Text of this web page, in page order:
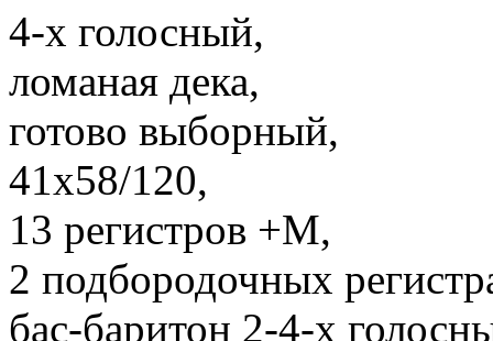
4-х голосный,
ломаная дека,
готово выборный,
41х58/120,
13 регистров +М,
2 подбородочных
бас-баритон 2-4-х